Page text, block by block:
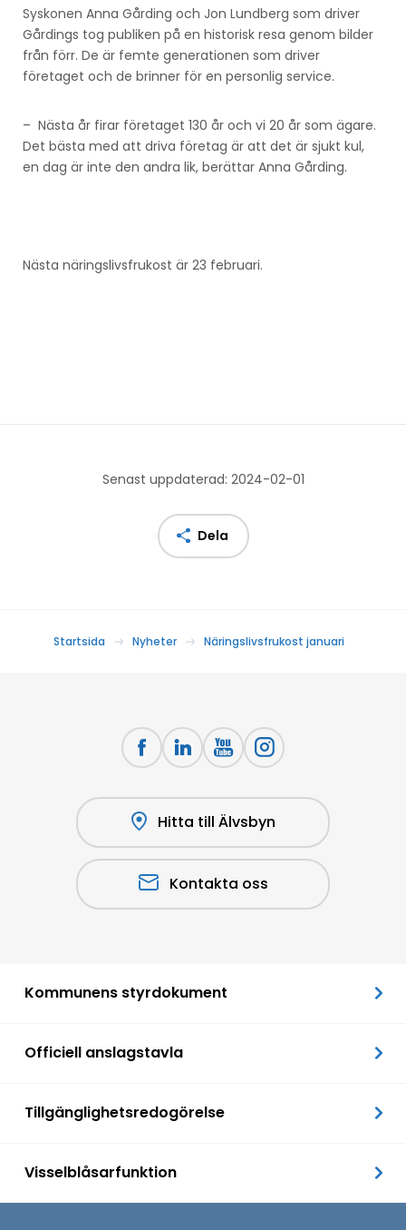
Syskonen Anna Gårding och Jon Lundberg som driver
Gårdings tog publiken på en historisk resa genom bilder
från förr. De är femte generationen som driver
företaget och de brinner för en personlig service.
– Nästa år firar företaget 130 år och vi 20 år som ägare.
Det bästa med att driva företag är att det är sjukt kul,
en dag är inte den andra lik, berättar Anna Gårding.
Nästa näringslivsfrukost är 23 februari.
Senast uppdaterad: 2024-02-01
Dela
Startsida Nyheter Näringslivsfrukost januari
Hitta till Älvsbyn
Kontakta oss
Kommunens styrdokument
Officiell anslagstavla
Tillgänglighetsredogörelse
Visselblåsarfunktion